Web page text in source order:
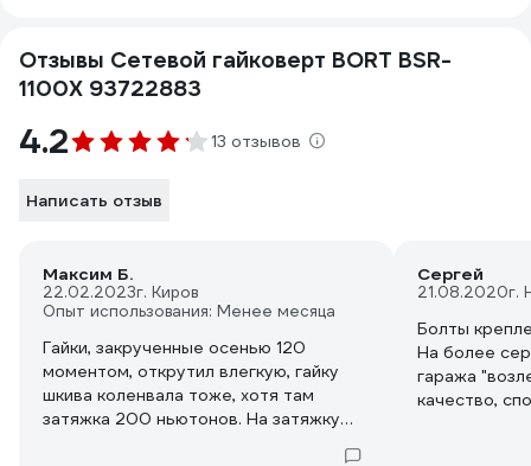
Отзывы Сетевой гайковерт BORT BSR-
1100X 93722883
4.2 13 отзывов
Написать отзыв
Максим Б.
22.02.2023г. Киров
Опыт использования: Менее месяца
Гайки, закрученные осенью 120
моментом, открутил влегкую, гайку
шкива коленвала тоже, хотя там
затяжка 200 ньютонов. На затяжку
Сергей
21.08.2020г.
Болты
На более
гаража "возле
качество,